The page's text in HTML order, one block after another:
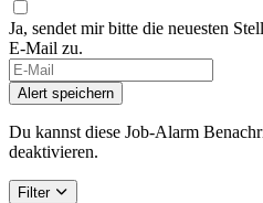
Ja, sendet mir bitte die neuesten
E-Mail zu.
Alert speichern
Du kannst diese Job-Alarm
deaktivieren.
Filter